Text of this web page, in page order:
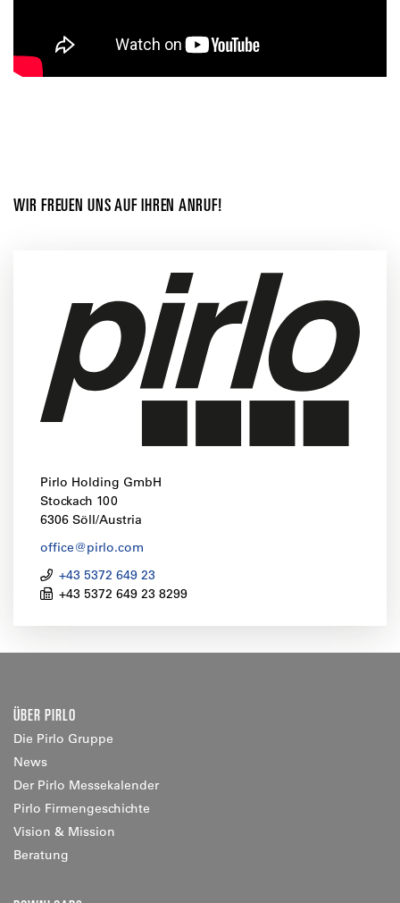
WIR FREUEN UNS AUF IHREN ANRUF!
Pirlo Holding GmbH
Stockach 100
6306 Söll/Austria
office@pirlo.com
+43 5372 649 23
+43 5372 649 23 8299
ÜBER PIRLO
Die Pirlo Gruppe
News
Der Pirlo Messekalender
Pirlo Firmengeschichte
Vision & Mission
Beratung